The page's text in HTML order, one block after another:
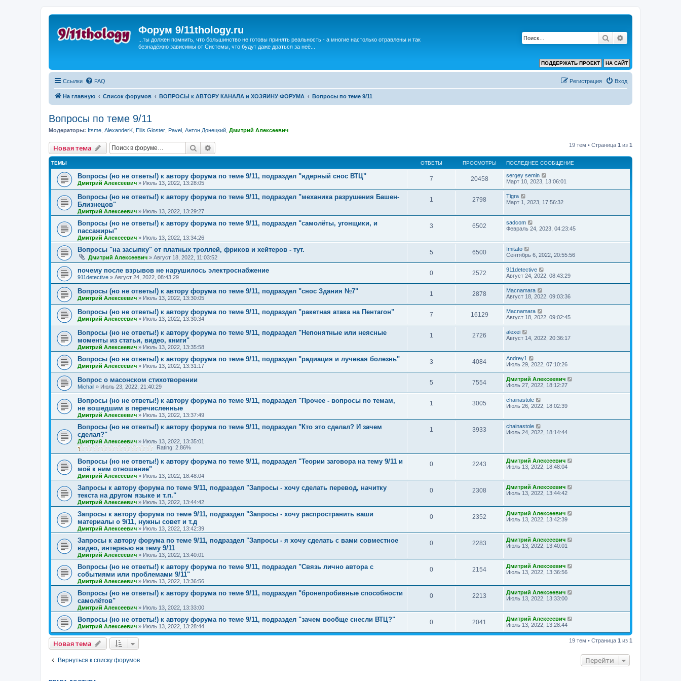
Форум 9/11thology.ru
...ты должен помнить, что большинство не готовы принять реальность - а многие настолько отравлены и так
безнадёжно зависимы от Системы, что будут даже драться за неё...
Поиск
НА САЙТ
ПОДДЕРЖАТЬ ПРОЕКТ
Ссылки FAQ Вход
Регистрация
На главную Список форумов ВОПРОСЫ к АВТОРУ КАНАЛА и ХОЗЯИНУ ФОРУМА Вопросы по теме 9/11
Вопросы по теме 9/11
Модераторы: Itsme AlexanderK Ellis Gloster Pavel Антон Донецкий Дмитрий Алексеевич
Новая тема Поиск 19 тем • Страница 1 из 1
ТЕМЫ ОТВЕТЫ ПРОСМОТРЫ ПОСЛЕДНЕЕ СООБЩЕНИЕ
Вопросы (но не ответы!) к автору форума по теме 9/11, подраздел "ядерный снос ВТЦ"
Дмитрий Алексеевич » Июль 13, 2022, 13:28:05
7 20458
sergey semin
Март 10, 2023, 13:06:01
Вопросы (но не ответы!) к автору форума по теме 9/11, подраздел "механика разрушения Башен-
Близнецов"
Дмитрий Алексеевич » Июль 13, 2022, 13:29:27
1 2798
Tigra
Март 1, 2023, 17:56:32
Вопросы (но не ответы!) к автору форума по теме 9/11, подраздел "самолёты, угонщики, и
пассажиры"
Дмитрий Алексеевич » Июль 13, 2022, 13:34:26
3 6502
sadcom
Февраль 24, 2023, 04:23:45
Вопросы "на засыпку" от платных троллей, фриков и хейтеров - тут.
Дмитрий Алексеевич » Август 18, 2022, 11:03:52
5 6500
Imitato
Сентябрь 6, 2022, 20:55:56
почему после взрывов не нарушилось электроснабжение
911detective » Август 24, 2022, 08:43:29
0 2572
911detective
Август 24, 2022, 08:43:29
Вопросы (но не ответы!) к автору форума по теме 9/11, подраздел "снос Здания №7"
Дмитрий Алексеевич » Июль 13, 2022, 13:30:05
1 2878
Macnamara
Август 18, 2022, 09:03:36
Вопросы (но не ответы!) к автору форума по теме 9/11, подраздел "ракетная атака на Пентагон"
Дмитрий Алексеевич » Июль 13, 2022, 13:30:34
7 16129
Macnamara
Август 18, 2022, 09:02:45
Вопросы (но не ответы!) к автору форума по теме 9/11, подраздел "Непонятные или неясные
моменты из статьи, видео, книги"
Дмитрий Алексеевич » Июль 13, 2022, 13:35:58
1 2726
alexei
Август 14, 2022, 20:36:17
Вопросы (но не ответы!) к автору форума по теме 9/11, подраздел "радиация и лучевая болезнь"
Дмитрий Алексеевич » Июль 13, 2022, 13:31:17
3 4084
Andrey1
Июль 29, 2022, 07:10:26
Вопрос о масонском стихотворении
Michail » Июль 23, 2022, 21:40:29
5 7554
Дмитрий Алексеевич
Июль 27, 2022, 18:12:27
Вопросы (но не ответы!) к автору форума по теме 9/11, подраздел "Прочее - вопросы по темам,
не вошедшим в перечисленные
Дмитрий Алексеевич » Июль 13, 2022, 13:37:49
1 3005
chainastole
Июль 26, 2022, 18:02:39
Вопросы (но не ответы!) к автору форума по теме 9/11, подраздел "Кто это сделал? И зачем
сделал?"
Дмитрий Алексеевич » Июль 13, 2022, 13:35:01
Rating: 2.86%
1 3933
chainastole
Июль 24, 2022, 18:14:44
Вопросы (но не ответы!) к автору форума по теме 9/11, подраздел "Теории заговора на тему 9/11 и
моё к ним отношение"
Дмитрий Алексеевич » Июль 13, 2022, 18:48:04
0 2243
Дмитрий Алексеевич
Июль 13, 2022, 18:48:04
Запросы к автору форума по теме 9/11, подраздел "Запросы - хочу сделать перевод, начитку
текста на другом языке и т.п."
Дмитрий Алексеевич » Июль 13, 2022, 13:44:42
0 2308
Дмитрий Алексеевич
Июль 13, 2022, 13:44:42
Запросы к автору форума по теме 9/11, подраздел "Запросы - хочу распространить ваши
материалы о 9/11, нужны совет и т.д
Дмитрий Алексеевич » Июль 13, 2022, 13:42:39
0 2352
Дмитрий Алексеевич
Июль 13, 2022, 13:42:39
Запросы к автору форума по теме 9/11, подраздел "Запросы - я хочу сделать с вами совместное
видео, интервью на тему 9/11
Дмитрий Алексеевич » Июль 13, 2022, 13:40:01
0 2283
Дмитрий Алексеевич
Июль 13, 2022, 13:40:01
Вопросы (но не ответы!) к автору форума по теме 9/11, подраздел "Связь лично автора с
событиями или проблемами 9/11"
Дмитрий Алексеевич » Июль 13, 2022, 13:36:56
0 2154
Дмитрий Алексеевич
Июль 13, 2022, 13:36:56
Вопросы (но не ответы!) к автору форума по теме 9/11, подраздел "бронепробивные способности
самолётов"
Дмитрий Алексеевич » Июль 13, 2022, 13:33:00
0 2213
Дмитрий Алексеевич
Июль 13, 2022, 13:33:00
Вопросы (но не ответы!) к автору форума по теме 9/11, подраздел "зачем вообще снесли ВТЦ?"
Дмитрий Алексеевич » Июль 13, 2022, 13:28:44
0 2041
Дмитрий Алексеевич
Июль 13, 2022, 13:28:44
Новая тема 19 тем • Страница 1 из 1
Вернуться к списку форумов Перейти